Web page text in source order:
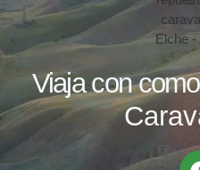
Viaja con